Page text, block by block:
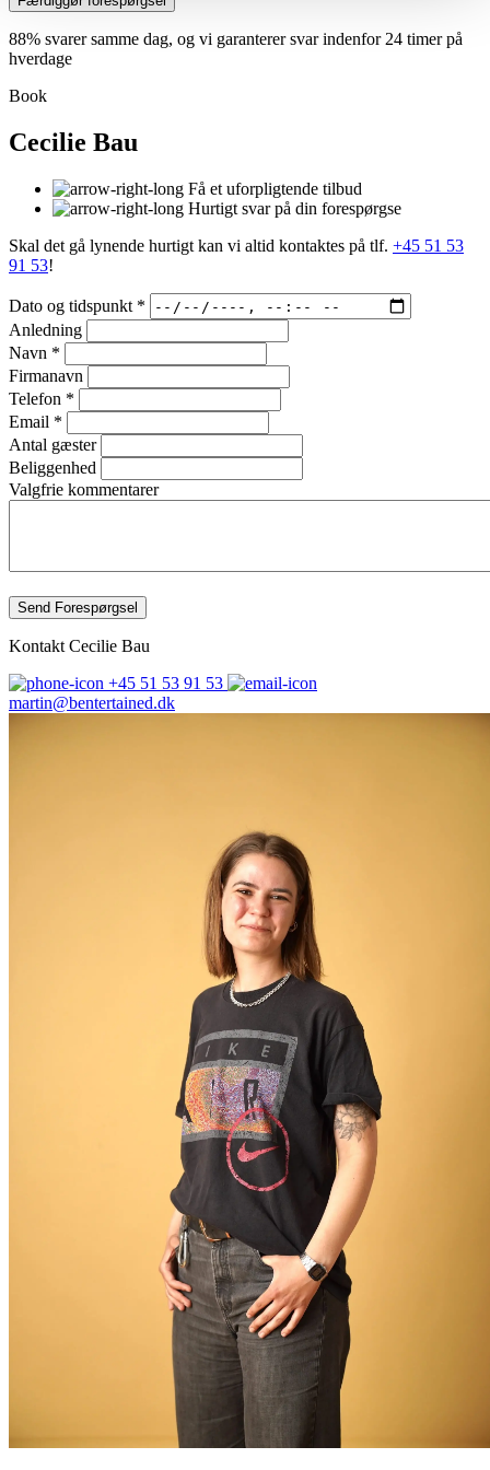
88% svarer samme dag, og vi garanterer svar indenfor 24 timer på
hverdage
Book
Cecilie Bau
Få et uforpligtende tilbud
Hurtigt svar på din forespørgse
Skal det gå lynende hurtigt kan vi altid kontaktes på tlf. +45 51 53
91 53!
Dato og tidspunkt *
Anledning
Navn *
Firmanavn
Telefon *
Email *
Antal gæster
Beliggenhed
Valgfrie kommentarer
Send Forespørgsel
Kontakt Cecilie Bau
+45 51 53 91 53
martin@bentertained.dk